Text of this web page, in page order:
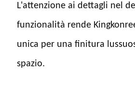
L'attenzione ai dettagli nel
funzionalità rende
unica per una finitura
spazio.